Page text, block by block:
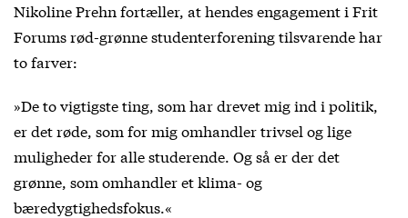
Nikoline Prehn fortæller, at hendes engagement i Frit
Forums rød-grønne studenterforening tilsvarende har
to farver:
»De to vigtigste ting, som har drevet mig ind i politik,
er det røde, som for mig omhandler trivsel og lige
muligheder for alle studerende. Og så er der det
grønne, som omhandler et klima- og
bæredygtighedsfokus.«